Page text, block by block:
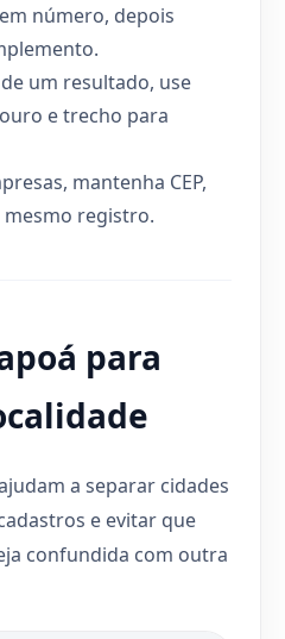
número, depois
um resultado, use
e trecho para
mantenha CEP,
mesmo registro.
para
a separar cidades
e evitar que
confundida com outra